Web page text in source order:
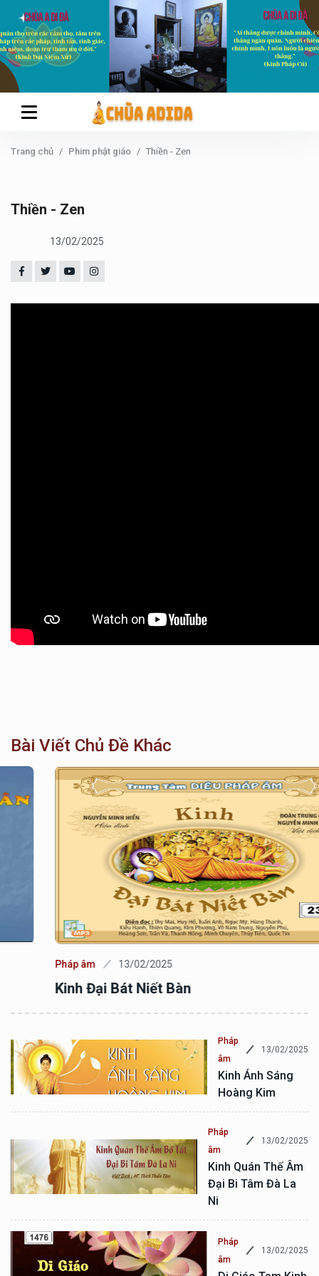
Trang chủ Phim phật giáo Thiền - Zen
Thiền - Zen
13/02/2025
Bài Viết Chủ Đề Khác
13/02/2025
Kinh Đại Bát Niết Bàn
Pháp
âm
13/02/2025
Kinh Ánh Sáng
Hoàng Kim
Pháp
âm
13/02/2025
Kinh Quán Thế Âm
Đại Bi Tâm Đà La
Ni
Pháp
âm
13/02/2025